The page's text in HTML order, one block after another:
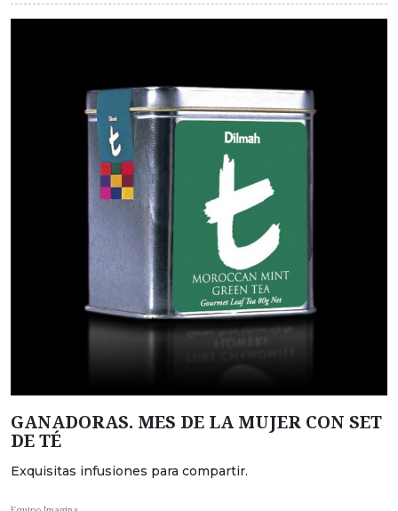
GANADORAS. MES DE LA MUJER CON SET
DE TÉ
Exquisitas infusiones para compartir.